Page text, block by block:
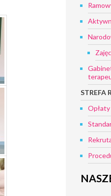
STREFA
Opłaty